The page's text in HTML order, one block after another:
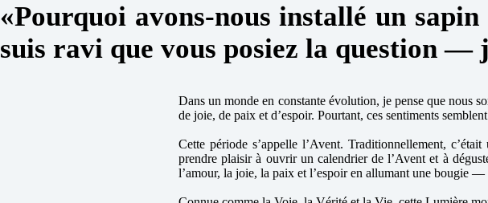
«Pourquoi avons-nous installé un
suis ravi que vous posiez la question
Dans un monde en constante évolution, je pense que nous
de joie, de paix et d’espoir. Pourtant, ces sentiments
Cette période s’appelle l’Avent. Traditionnellement,
prendre plaisir à ouvrir un calendrier de l’Avent et à
l’amour, la joie, la paix et l’espoir en allumant une bougie